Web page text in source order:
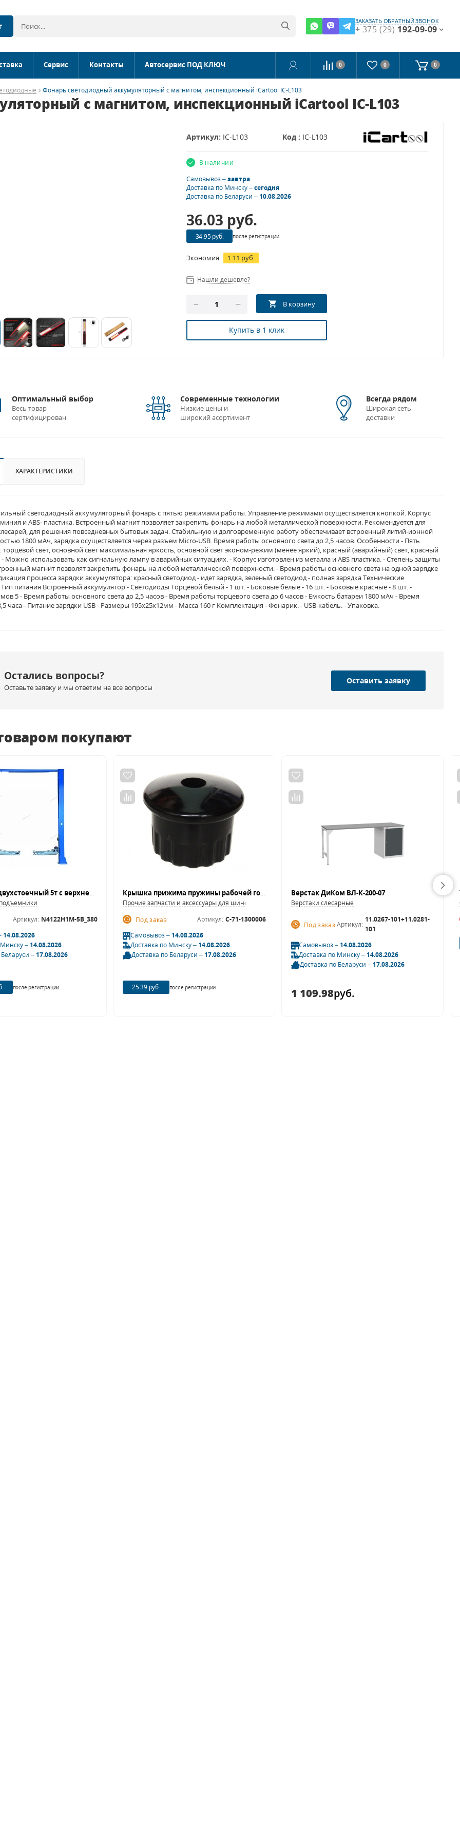
ЗАКАЗАТЬ ОБРАТНЫЙ ЗВОНОК
+ 375 (29) 192-09-09
Сервис Контакты Автосервис ПОД КЛЮЧ 0 0 0
Фонарь светодиодный аккумуляторный с магнитом, инспекционный iCartool IC-L103
с магнитом, инспекционный iCartool IC-L103
Артикул: IC-L103 Код : IC-L103
В наличии
Самовывоз –завтра
Доставка по Минску –сегодня
Доставка по Беларуси –10.08.2026
36.03 руб.
34.95 руб. после регистрации
Экономия 1.11 руб.
Нашли дешевле?
Купить в 1 клик
Оптимальный выбор
Весь товар
сертифицирован
Современные технологии
Низкие цены и
широкий асортимент
Всегда рядом
Широкая сеть
доставки
ХАРАКТЕРИСТИКИ
светодиодный аккумуляторный фонарь с пятью режимами работы. Управление режимами осуществляется кнопкой. Корпус
и ABS- пластика. Встроенный магнит позволяет закрепить фонарь на любой металлической поверхности. Рекомендуется для
для решения повседневных бытовых задач. Стабильную и долговременную работу обеспечивает встроенный литий-ионной
1800 мАч, зарядка осуществляется через разъем Micro-USB. Время работы основного света до 2,5 часов. Особенности - Пять
свет, основной свет максимальная яркость, основной свет эконом-режим (менее яркий), красный (аварийный) свет, красный
Можно использовать как сигнальную лампу в аварийных ситуациях. - Корпус изготовлен из металла и ABS пластика. - Степень защиты
магнит позволят закрепить фонарь на любой металлической поверхности. - Время работы основного света на одной зарядке
процесса зарядки аккумулятора: красный светодиод - идет зарядка, зеленый светодиод - полная зарядка Технические
Тип питания Встроенный аккумулятор - Светодиоды Торцевой белый - 1 шт. - Боковые белые - 16 шт. - Боковые красные - 8 шт. -
5 - Время работы основного света до 2,5 часов - Время работы торцевого света до 6 часов - Емкость батареи 1800 мАч - Время
часа - Питание зарядки USB - Размеры 195х25х12мм - Масса 160 г Комплектация - Фонарик. - USB-кабель. - Упаковка.
Остались вопросы?
Оставьте заявку и мы ответим на все вопросы
Оставить заявку
покупают
Подъемник двухстоечный 5т с верхней синхронизацией NORDBERG N4122H1M-5B_380V_синий
Артикул: N4122H1M-5B_380
14.08.2026
–14.08.2026
–17.08.2026
после регистрации
Крышка прижима пружины рабочей головки NORDBERG 5004200
Прочие запчасти и аксессуары для шиномонтажных станков
Под заказ
Артикул: C-71-1300006
Самовывоз –14.08.2026
Доставка по Минску –14.08.2026
Доставка по Беларуси –17.08.2026
25.39 руб. после регистрации
Верстак ДиКом ВЛ-К-200-07
Верстаки слесарные
Под заказАртикул:
11.0267-101+11.0281-
101
Самовывоз –14.08.2026
Доставка по Минску –14.08.2026
Доставка по Беларуси –17.08.2026
1 109.98руб.